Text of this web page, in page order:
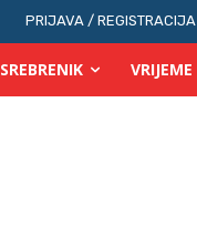
PRIJAVA / REGISTRACIJA
SREBRENIK VRIJEME